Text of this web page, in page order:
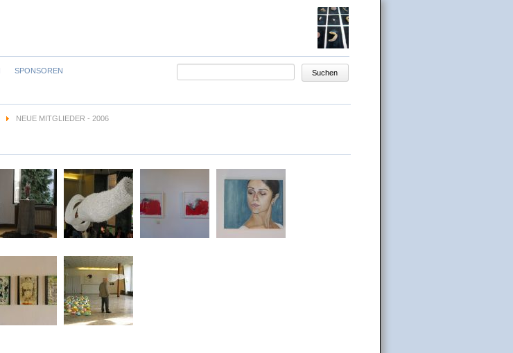
SPONSOREN Suchen
NEUE MITGLIEDER - 2006